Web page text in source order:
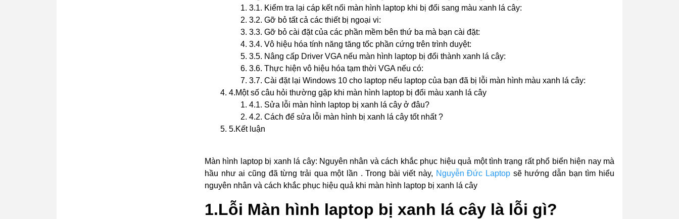
3.1. Kiểm tra lại cáp kết nối màn hình laptop khi bị đổi sang màu xanh lá cây:
3.2. Gỡ bỏ tất cả các thiết bị ngoại vi:
3.3. Gỡ bỏ cài đặt của các phần mềm bên thứ ba mà bạn cài đặt:
3.4. Vô hiệu hóa tính năng tăng tốc phần cứng trên trình duyệt:
3.5. Nâng cấp Driver VGA nếu màn hình laptop bị đổi thành xanh lá cây:
3.6. Thực hiện vô hiệu hóa tạm thời VGA nếu có:
3.7. Cài đặt lại Windows 10 cho laptop nếu laptop của bạn đã bị lỗi màn hình màu xanh lá cây:
4.Một số câu hỏi thường gặp khi màn hình laptop bị đổi màu xanh lá cây
4.1. Sửa lỗi màn hình laptop bị xanh lá cây ở đâu?
4.2. Cách để sửa lỗi màn hình bị xanh lá cây tốt nhất ?
5.Kết luận
Màn hình laptop bị xanh lá cây: Nguyên nhân và cách khắc phục hiệu quả một tình trạng rất phổ biển hiện nay mà
hầu như ai cũng đã từng trải qua một lần . Trong bài viết này, Nguyễn Đức Laptop sẽ hướng dẫn bạn tìm hiểu
nguyên nhân và cách khắc phục hiệu quả khi màn hình laptop bị xanh lá cây
1.Lỗi Màn hình laptop bị xanh lá cây là lỗi gì?